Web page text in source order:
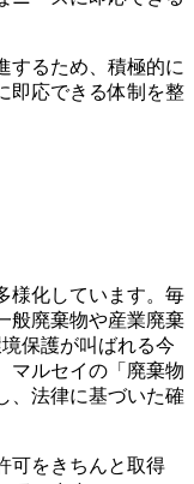
するため、積極的に
即応できる体制を整
様化しています。毎
般廃棄物や産業廃棄
保護が叫ばれる今
マルセイの「廃棄物
、法律に基づいた確
可をきちんと取得